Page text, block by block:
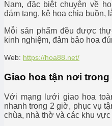
Nam, đặc biệt chuyên về
đám tang, kệ hoa chia buồn,
Mỗi sản phẩm đều được
kinh nghiệm, đảm bảo hoa
Web: https://hoa88.net/
Giao hoa tận nơi
Với mạng lưới giao hoa
nhanh trong 2 giờ, phục vụ
chùa, nhà thờ và các khu vực